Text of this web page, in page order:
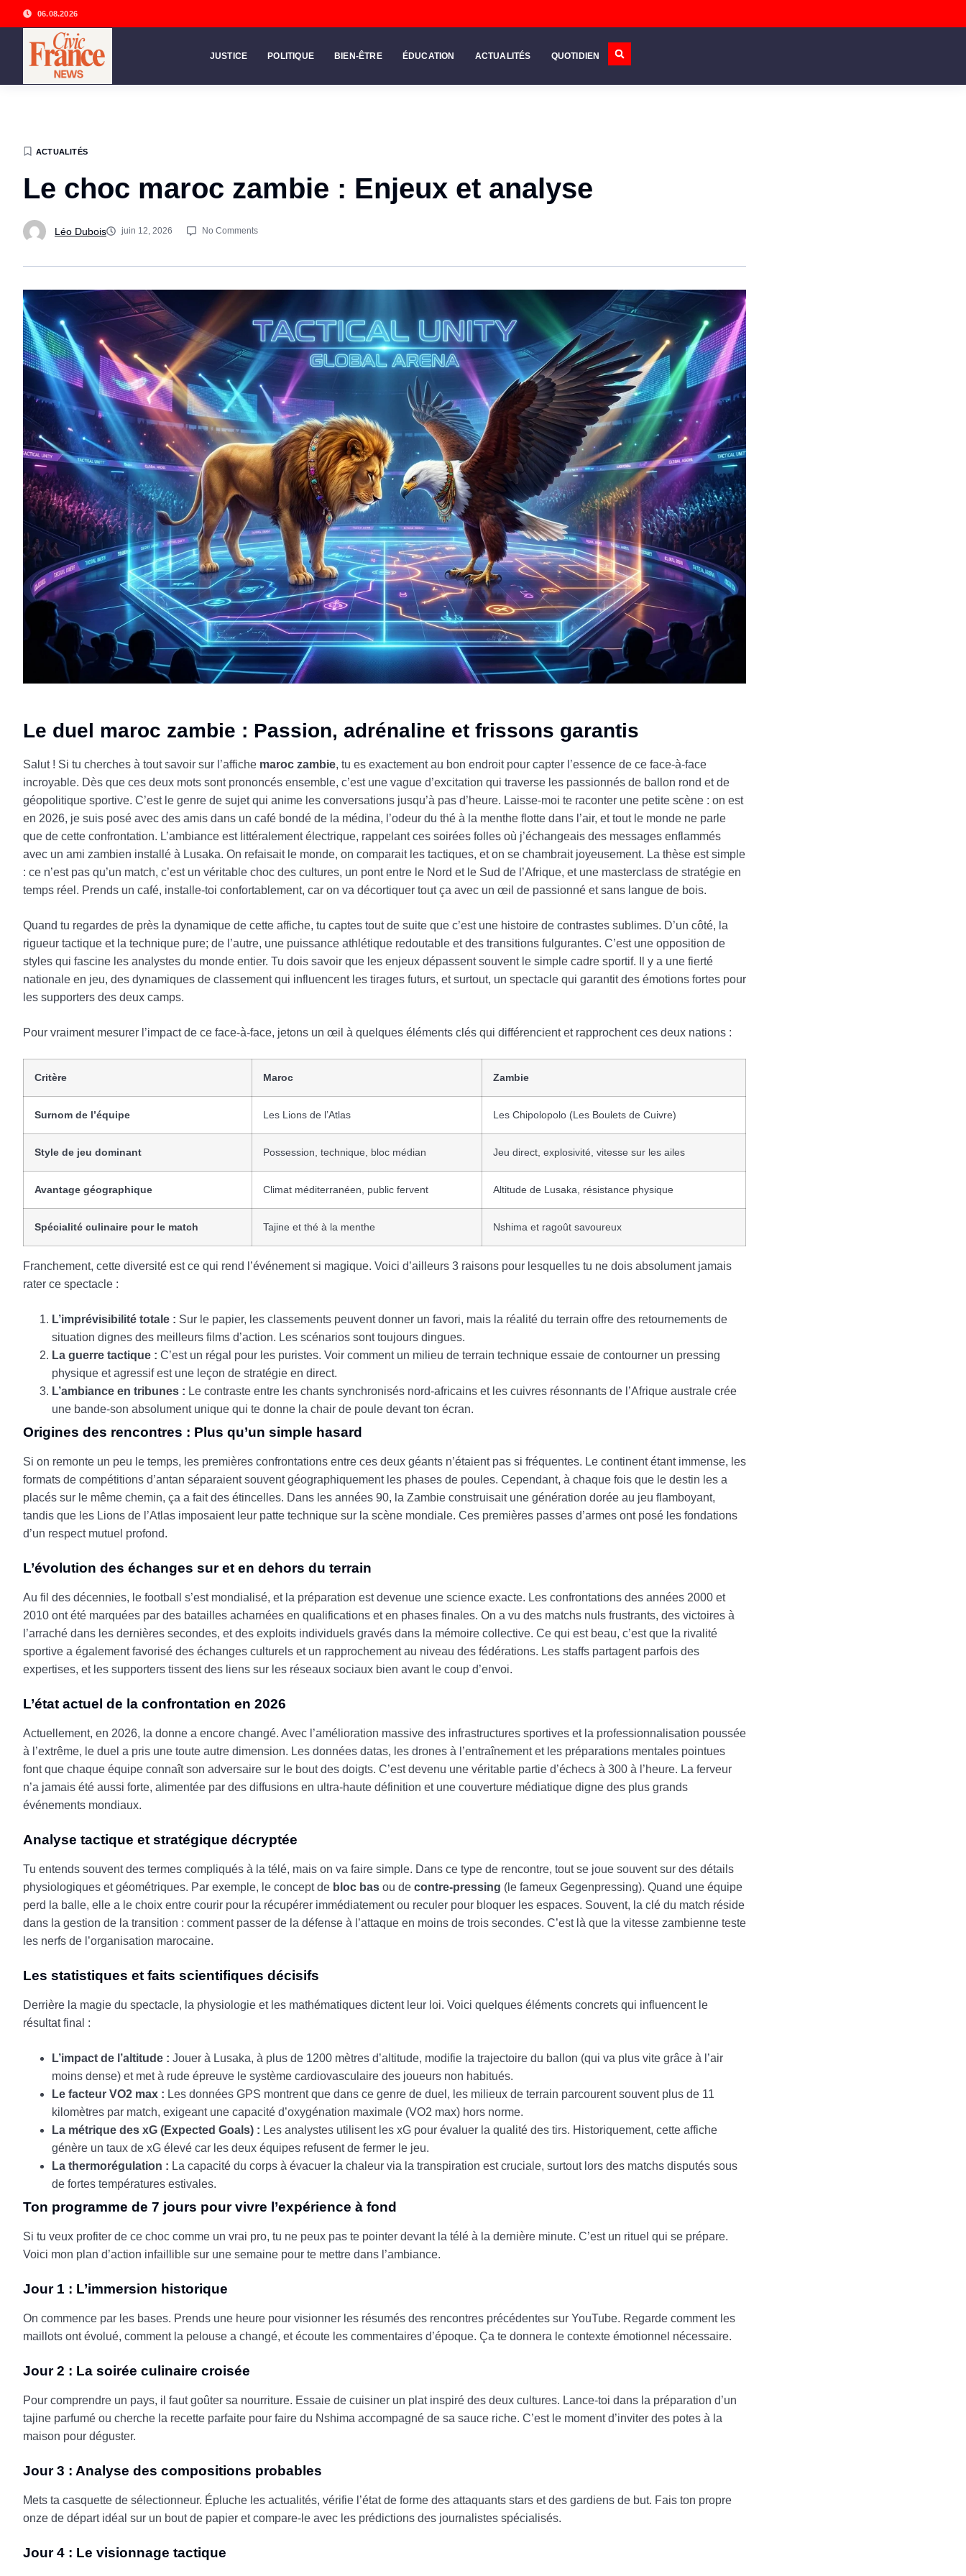
06.08.2026
JUSTICE POLITIQUE BIEN-ÊTRE ÉDUCATION ACTUALITÉS QUOTIDIEN
ACTUALITÉS
Le choc maroc zambie : Enjeux et analyse
Léo Dubois juin 12, 2026 No Comments
Le duel maroc zambie : Passion, adrénaline et frissons garantis
Salut ! Si tu cherches à tout savoir sur l’affiche maroc zambie, tu es exactement au bon endroit pour capter l’essence de ce face-à-face
incroyable. Dès que ces deux mots sont prononcés ensemble, c’est une vague d’excitation qui traverse les passionnés de ballon rond et de
géopolitique sportive. C’est le genre de sujet qui anime les conversations jusqu’à pas d’heure. Laisse-moi te raconter une petite scène : on est
en 2026, je suis posé avec des amis dans un café bondé de la médina, l’odeur du thé à la menthe flotte dans l’air, et tout le monde ne parle
que de cette confrontation. L’ambiance est littéralement électrique, rappelant ces soirées folles où j’échangeais des messages enflammés
avec un ami zambien installé à Lusaka. On refaisait le monde, on comparait les tactiques, et on se chambrait joyeusement. La thèse est simple
: ce n’est pas qu’un match, c’est un véritable choc des cultures, un pont entre le Nord et le Sud de l’Afrique, et une masterclass de stratégie en
temps réel. Prends un café, installe-toi confortablement, car on va décortiquer tout ça avec un œil de passionné et sans langue de bois.
Quand tu regardes de près la dynamique de cette affiche, tu captes tout de suite que c’est une histoire de contrastes sublimes. D’un côté, la
rigueur tactique et la technique pure; de l’autre, une puissance athlétique redoutable et des transitions fulgurantes. C’est une opposition de
styles qui fascine les analystes du monde entier. Tu dois savoir que les enjeux dépassent souvent le simple cadre sportif. Il y a une fierté
nationale en jeu, des dynamiques de classement qui influencent les tirages futurs, et surtout, un spectacle qui garantit des émotions fortes pour
les supporters des deux camps.
Pour vraiment mesurer l’impact de ce face-à-face, jetons un œil à quelques éléments clés qui différencient et rapprochent ces deux nations :
Critère Maroc Zambie
Surnom de l’équipe Les Lions de l’Atlas Les Chipolopolo (Les Boulets de Cuivre)
Style de jeu dominant Possession, technique, bloc médian Jeu direct, explosivité, vitesse sur les ailes
Avantage géographique Climat méditerranéen, public fervent Altitude de Lusaka, résistance physique
Spécialité culinaire pour le match Tajine et thé à la menthe Nshima et ragoût savoureux
Franchement, cette diversité est ce qui rend l’événement si magique. Voici d’ailleurs 3 raisons pour lesquelles tu ne dois absolument jamais
rater ce spectacle :
L’imprévisibilité totale : Sur le papier, les classements peuvent donner un favori, mais la réalité du terrain offre des retournements de
situation dignes des meilleurs films d’action. Les scénarios sont toujours dingues.
La guerre tactique : C’est un régal pour les puristes. Voir comment un milieu de terrain technique essaie de contourner un pressing
physique et agressif est une leçon de stratégie en direct.
L’ambiance en tribunes : Le contraste entre les chants synchronisés nord-africains et les cuivres résonnants de l’Afrique australe crée
une bande-son absolument unique qui te donne la chair de poule devant ton écran.
Origines des rencontres : Plus qu’un simple hasard
Si on remonte un peu le temps, les premières confrontations entre ces deux géants n’étaient pas si fréquentes. Le continent étant immense, les
formats de compétitions d’antan séparaient souvent géographiquement les phases de poules. Cependant, à chaque fois que le destin les a
placés sur le même chemin, ça a fait des étincelles. Dans les années 90, la Zambie construisait une génération dorée au jeu flamboyant,
tandis que les Lions de l’Atlas imposaient leur patte technique sur la scène mondiale. Ces premières passes d’armes ont posé les fondations
d’un respect mutuel profond.
L’évolution des échanges sur et en dehors du terrain
Au fil des décennies, le football s’est mondialisé, et la préparation est devenue une science exacte. Les confrontations des années 2000 et
2010 ont été marquées par des batailles acharnées en qualifications et en phases finales. On a vu des matchs nuls frustrants, des victoires à
l’arraché dans les dernières secondes, et des exploits individuels gravés dans la mémoire collective. Ce qui est beau, c’est que la rivalité
sportive a également favorisé des échanges culturels et un rapprochement au niveau des fédérations. Les staffs partagent parfois des
expertises, et les supporters tissent des liens sur les réseaux sociaux bien avant le coup d’envoi.
L’état actuel de la confrontation en 2026
Actuellement, en 2026, la donne a encore changé. Avec l’amélioration massive des infrastructures sportives et la professionnalisation poussée
à l’extrême, le duel a pris une toute autre dimension. Les données datas, les drones à l’entraînement et les préparations mentales pointues
font que chaque équipe connaît son adversaire sur le bout des doigts. C’est devenu une véritable partie d’échecs à 300 à l’heure. La ferveur
n’a jamais été aussi forte, alimentée par des diffusions en ultra-haute définition et une couverture médiatique digne des plus grands
événements mondiaux.
Analyse tactique et stratégique décryptée
Tu entends souvent des termes compliqués à la télé, mais on va faire simple. Dans ce type de rencontre, tout se joue souvent sur des détails
physiologiques et géométriques. Par exemple, le concept de bloc bas ou de contre-pressing (le fameux Gegenpressing). Quand une équipe
perd la balle, elle a le choix entre courir pour la récupérer immédiatement ou reculer pour bloquer les espaces. Souvent, la clé du match réside
dans la gestion de la transition : comment passer de la défense à l’attaque en moins de trois secondes. C’est là que la vitesse zambienne teste
les nerfs de l’organisation marocaine.
Les statistiques et faits scientifiques décisifs
Derrière la magie du spectacle, la physiologie et les mathématiques dictent leur loi. Voici quelques éléments concrets qui influencent le
résultat final :
L’impact de l’altitude : Jouer à Lusaka, à plus de 1200 mètres d’altitude, modifie la trajectoire du ballon (qui va plus vite grâce à l’air
moins dense) et met à rude épreuve le système cardiovasculaire des joueurs non habitués.
Le facteur VO2 max : Les données GPS montrent que dans ce genre de duel, les milieux de terrain parcourent souvent plus de 11
kilomètres par match, exigeant une capacité d’oxygénation maximale (VO2 max) hors norme.
La métrique des xG (Expected Goals) : Les analystes utilisent les xG pour évaluer la qualité des tirs. Historiquement, cette affiche
génère un taux de xG élevé car les deux équipes refusent de fermer le jeu.
La thermorégulation : La capacité du corps à évacuer la chaleur via la transpiration est cruciale, surtout lors des matchs disputés sous
de fortes températures estivales.
Ton programme de 7 jours pour vivre l’expérience à fond
Si tu veux profiter de ce choc comme un vrai pro, tu ne peux pas te pointer devant la télé à la dernière minute. C’est un rituel qui se prépare.
Voici mon plan d’action infaillible sur une semaine pour te mettre dans l’ambiance.
Jour 1 : L’immersion historique
On commence par les bases. Prends une heure pour visionner les résumés des rencontres précédentes sur YouTube. Regarde comment les
maillots ont évolué, comment la pelouse a changé, et écoute les commentaires d’époque. Ça te donnera le contexte émotionnel nécessaire.
Jour 2 : La soirée culinaire croisée
Pour comprendre un pays, il faut goûter sa nourriture. Essaie de cuisiner un plat inspiré des deux cultures. Lance-toi dans la préparation d’un
tajine parfumé ou cherche la recette parfaite pour faire du Nshima accompagné de sa sauce riche. C’est le moment d’inviter des potes à la
maison pour déguster.
Jour 3 : Analyse des compositions probables
Mets ta casquette de sélectionneur. Épluche les actualités, vérifie l’état de forme des attaquants stars et des gardiens de but. Fais ton propre
onze de départ idéal sur un bout de papier et compare-le avec les prédictions des journalistes spécialisés.
Jour 4 : Le visionnage tactique